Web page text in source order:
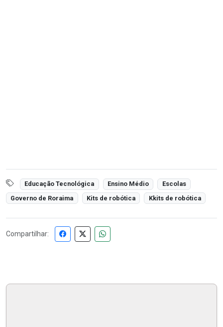
Educação Tecnológica Ensino Médio
Escolas
Governo de Roraima
Kits de robótica Kkits de robótica
Compartilhar: